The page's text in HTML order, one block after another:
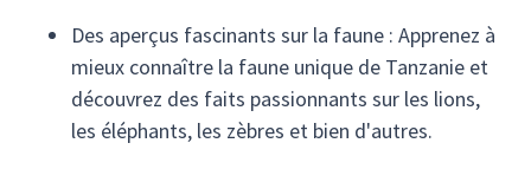
Des aperçus fascinants sur la faune : Apprenez à
mieux connaître la faune unique de Tanzanie et
découvrez des faits passionnants sur les lions,
les éléphants, les zèbres et bien d'autres.